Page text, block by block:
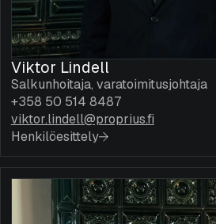
Viktor Lindell
Salkunhoitaja, varatoimitusjohtaja
+358 50 514 8487
viktor.lindell@proprius.fi
Henkilöesittely